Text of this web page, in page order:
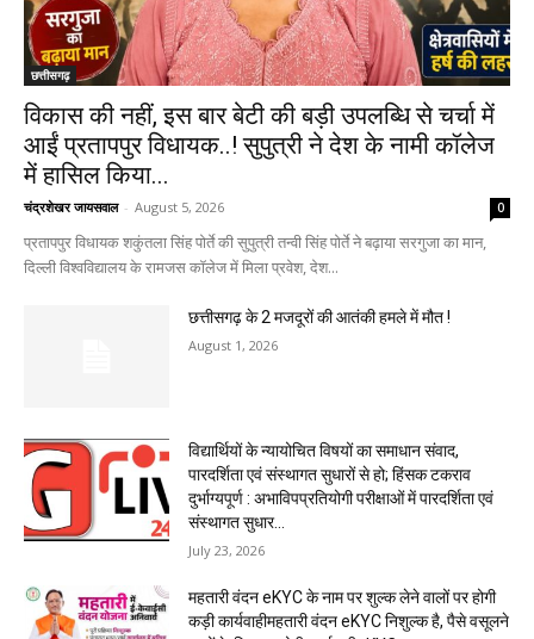
छत्तीसगढ़
विकास की नहीं, इस बार बेटी की बड़ी उपलब्धि से चर्चा में
आईं प्रतापपुर विधायक..! सुपुत्री ने देश के नामी कॉलेज
में हासिल किया...
चंद्रशेखर जायसवाल - August 5, 2026 0
प्रतापपुर विधायक शकुंतला सिंह पोर्ते की सुपुत्री तन्वी सिंह पोर्ते ने बढ़ाया सरगुजा का मान,
दिल्ली विश्वविद्यालय के रामजस कॉलेज में मिला प्रवेश, देश...
छत्तीसगढ़ के 2 मजदूरों की आतंकी हमले में मौत !
August 1, 2026
विद्यार्थियों के न्यायोचित विषयों का समाधान संवाद,
पारदर्शिता एवं संस्थागत सुधारों से हो; हिंसक टकराव
दुर्भाग्यपूर्ण : अभाविपप्रतियोगी परीक्षाओं में पारदर्शिता एवं
संस्थागत सुधार...
July 23, 2026
महतारी वंदन eKYC के नाम पर शुल्क लेने वालों पर होगी
कड़ी कार्यवाहीमहतारी वंदन eKYC निशुल्क है, पैसे वसूलने